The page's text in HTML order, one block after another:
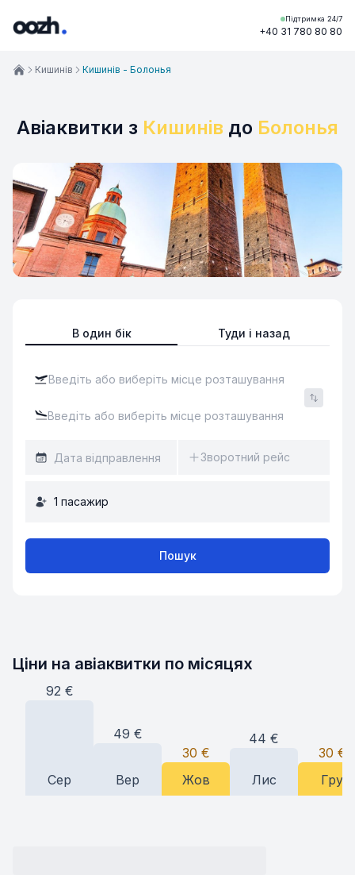
Підтримка 24/7
+40 31 780 80 80
Авіаквитки з Кишинів до Болонья
В один бік Туди і назад
Зворотний рейс
1 пасажир
Пошук
Кишинів Кишинів - Болонья
Ціни на авіаквитки по місяцях
92 €
Сер
49 €
Вер
30 €
Жов
44 €
Лис
30 €
Гру